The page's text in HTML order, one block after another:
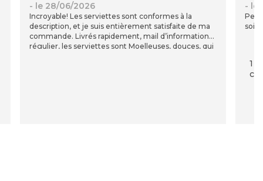
- le 28/06/2026
Incroyable! Les serviettes sont conformes à la
description, et je suis entièrement satisfaite de ma
commande. Livrés rapidement, mail d’information
régulier, les serviettes sont Moelleuses, douces, qui
- le
1